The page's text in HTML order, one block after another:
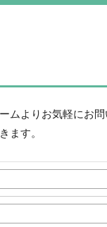
ムよりお気軽にお
ます。